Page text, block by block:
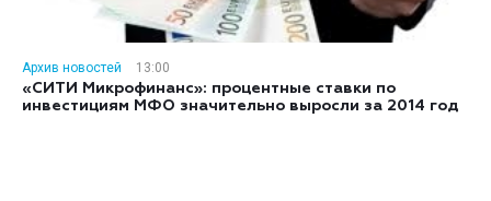
Архив новостей
13:00
«СИТИ Микрофинанс»: процентные ставки по
инвестициям МФО значительно выросли за 2014 год